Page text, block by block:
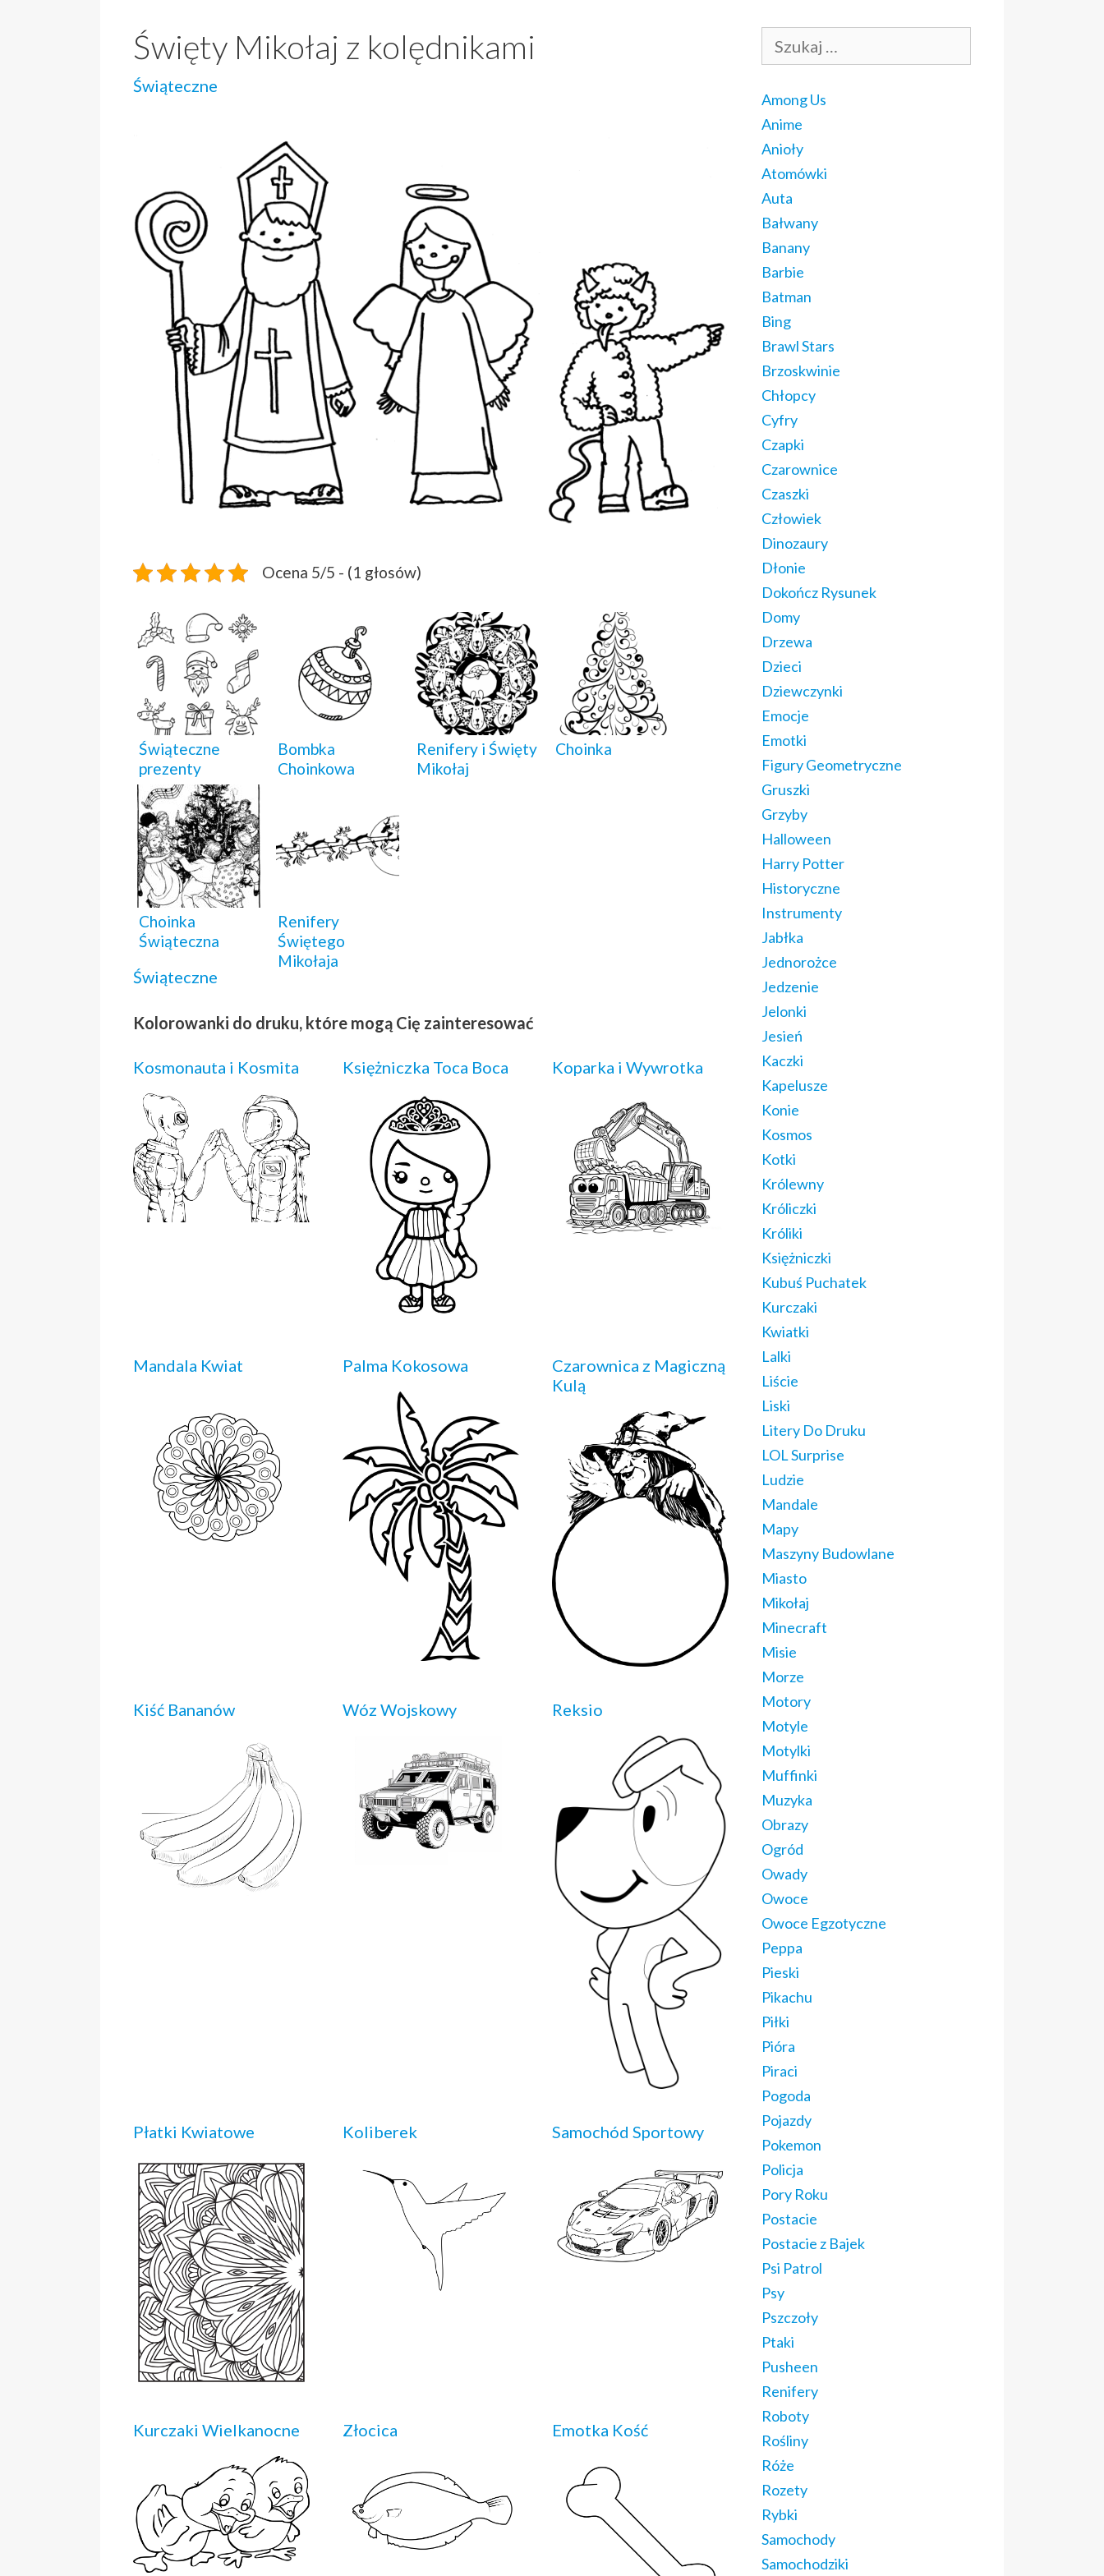
Święty Mikołaj z kolędnikami
Świąteczne
Ocena 5/5 - (1 głosów)
Świąteczne
prezenty
Bombka
Choinkowa
Renifery i Święty
Mikołaj
Choinka
Choinka
Świąteczna
Renifery
Świętego
Mikołaja
Świąteczne
Kolorowanki do druku, które mogą Cię zainteresować
Kosmonauta i Kosmita Księżniczka Toca Boca Koparka i Wywrotka
Mandala Kwiat Palma Kokosowa
Czarownica z Magiczną
Kulą
Kiść Bananów Wóz Wojskowy Reksio
Płatki Kwiatowe Koliberek Samochód Sportowy
Kurczaki Wielkanocne Złocica Emotka Kość
Among Us
Anime
Anioły
Atomówki
Auta
Bałwany
Banany
Barbie
Batman
Bing
Brawl Stars
Brzoskwinie
Chłopcy
Cyfry
Czapki
Czarownice
Czaszki
Człowiek
Dinozaury
Dłonie
Dokończ Rysunek
Domy
Drzewa
Dzieci
Dziewczynki
Emocje
Emotki
Figury Geometryczne
Gruszki
Grzyby
Halloween
Harry Potter
Historyczne
Instrumenty
Jabłka
Jednorożce
Jedzenie
Jelonki
Jesień
Kaczki
Kapelusze
Konie
Kosmos
Kotki
Królewny
Króliczki
Króliki
Księżniczki
Kubuś Puchatek
Kurczaki
Kwiatki
Lalki
Liście
Liski
Litery Do Druku
LOL Surprise
Ludzie
Mandale
Mapy
Maszyny Budowlane
Miasto
Mikołaj
Minecraft
Misie
Morze
Motory
Motyle
Motylki
Muffinki
Muzyka
Obrazy
Ogród
Owady
Owoce
Owoce Egzotyczne
Peppa
Pieski
Pikachu
Piłki
Pióra
Piraci
Pogoda
Pojazdy
Pokemon
Policja
Pory Roku
Postacie
Postacie z Bajek
Psi Patrol
Psy
Pszczoły
Ptaki
Pusheen
Renifery
Roboty
Rośliny
Róże
Rozety
Rybki
Samochody
Samochodziki